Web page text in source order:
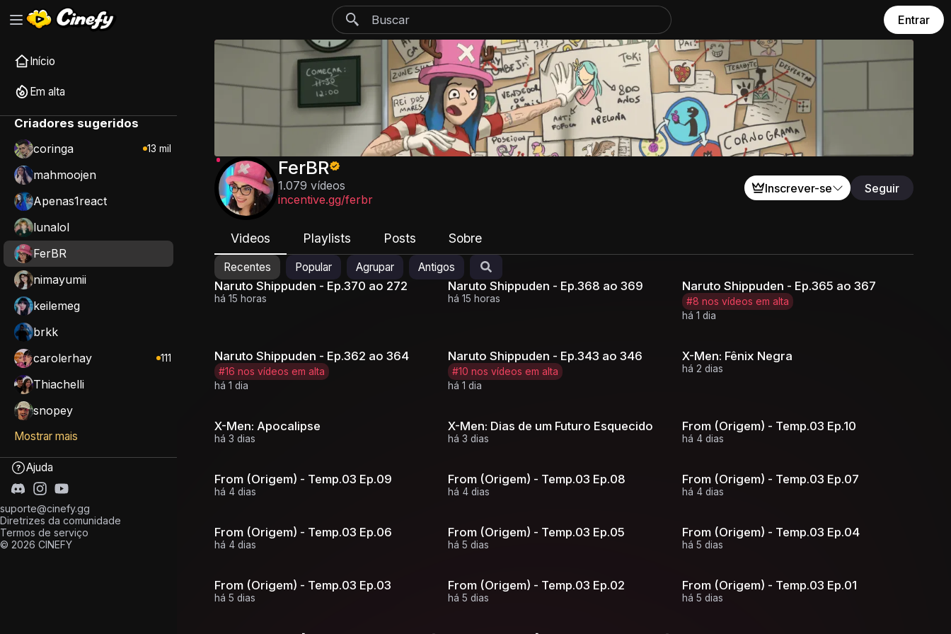
Entrar
Início
Em alta
Criadores sugeridos
coringa
13 mil
mahmoojen
Apenas1react
lunalol
FerBR
nimayumii
keilemeg
brkk
carolerhay
111
Thiachelli
snopey
Mostrar mais
Ajuda
suporte@cinefy.gg
Diretrizes da comunidade
Termos de serviço
© 2026 CINEFY
FerBR
1.079 vídeos
incentive.gg/ferbr
Inscrever-se Seguir
Videos Playlists Posts Sobre
Recentes Popular Agrupar Antigos
Naruto Shippuden - Ep.370 ao 272
há 15 horas
Naruto Shippuden - Ep.368 ao 369
há 15 horas
Naruto Shippuden - Ep.365 ao 367
#8 nos vídeos em alta
há 1 dia
Naruto Shippuden - Ep.362 ao 364
#16 nos vídeos em alta
há 1 dia
Naruto Shippuden - Ep.343 ao 346
#10 nos vídeos em alta
há 1 dia
X-Men: Fênix Negra
há 2 dias
X-Men: Apocalipse
há 3 dias
X-Men: Dias de um Futuro Esquecido
há 3 dias
From (Origem) - Temp.03 Ep.10
há 4 dias
From (Origem) - Temp.03 Ep.09
há 4 dias
From (Origem) - Temp.03 Ep.08
há 4 dias
From (Origem) - Temp.03 Ep.07
há 4 dias
From (Origem) - Temp.03 Ep.06
há 4 dias
From (Origem) - Temp.03 Ep.05
há 5 dias
From (Origem) - Temp.03 Ep.04
há 5 dias
From (Origem) - Temp.03 Ep.03
há 5 dias
From (Origem) - Temp.03 Ep.02
há 5 dias
From (Origem) - Temp.03 Ep.01
há 5 dias